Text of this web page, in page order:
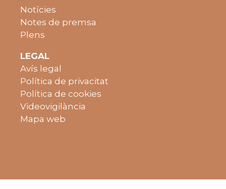
Notícies
Notes de premsa
Plens
LEGAL
Avís legal
Política de privacitat
Política de cookies
Videovigilància
Mapa web